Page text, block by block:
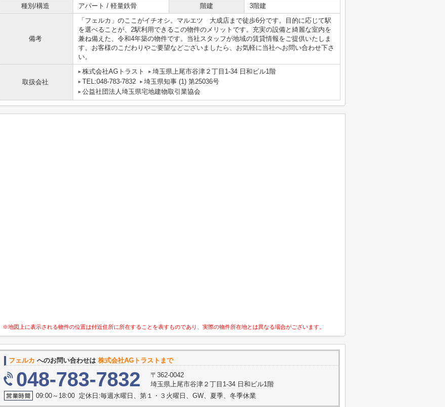
種別/構造
アパート / 軽量鉄骨 階建 3階建
備考
「フェルカ」のここがイチオシ。マルエツ 大成店まで徒歩6分です。目的に応じて駅
を選べることが、2駅利用できるこの物件のメリットです。充実の設備と綺麗な室内を
兼ね備えた、令和4年築の物件です。当社スタッフが地域の賃貸情報をご提供いたしま
す。お客様のこだわりやご要望などございましたら、お気軽に当社へお問い合わせ下さ
い。
取扱会社
株式会社AGトラスト
埼玉県上尾市谷津２丁目1-34 日和ビル1階
TEL:048-783-7832
埼玉県知事 (1) 第25036号
公益社団法人埼玉県宅地建物取引業協会
※地図上に表示される物件の位置は付近住所に所在することを表すものであり、実際の物件所在地とは異なる場合がございます。
フェルカ へのお問い合わせは 株式会社AGトラストまで
048-783-7832
〒362-0042
埼玉県上尾市谷津２丁目1-34 日和ビル1階
09:00～18:00 定休日:毎週水曜日、第１・３火曜日、GW、夏季、冬季休業